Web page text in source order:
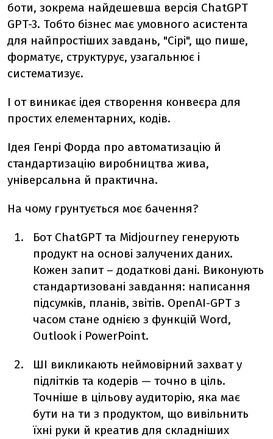
боти, зокрема найдешевша версія ChatGPT
GPT-3. Тобто бізнес має умовного асистента
для найпростіших завдань, "Сірі", що пише,
форматує, структурує, узагальнює і
систематизує.
І от виникає ідея створення конвеєра для
простих елементарних, кодів.
Ідея Генрі Форда про автоматизацію й
стандартизацію виробництва жива,
універсальна й практична.
На чому грунтується моє бачення?
Бот ChatGPT та Midjourney генерують
продукт на основі залучених даних.
Кожен запит – додаткові дані. Виконують
стандартизовані завдання: написання
підсумків, планів, звітів. OpenAI-GPT з
часом стане однією з функцій Word,
Outlook і PowerPoint.
ШІ викликають неймовірний захват у
підлітків та кодерів — точно в ціль.
Точніше в цільову аудиторію, яка має
бути на ти з продуктом, що вивільнить
їхні руки й креатив для складніших